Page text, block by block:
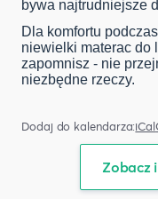
bywa najtrudniejsze
Dla komfortu
niewielki materac do
zapomnisz - nie
niezbędne rzeczy.
Dodaj do kalendarza:iCal
Zobacz